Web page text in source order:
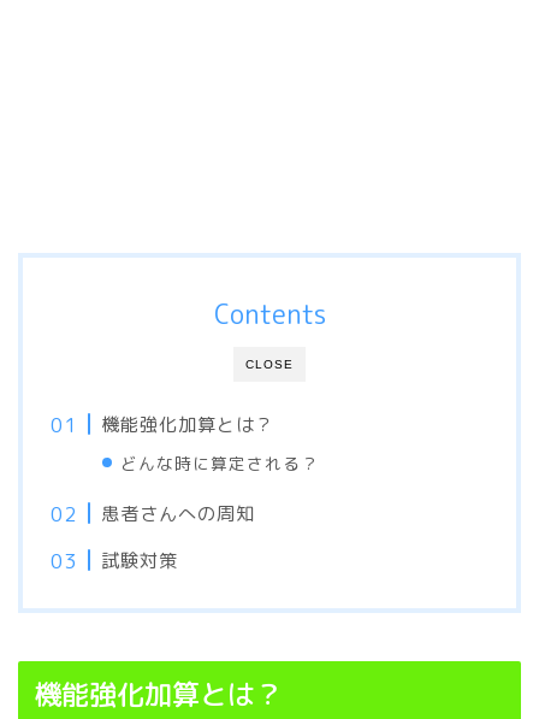
CLOSE
Contents
機能強化加算とは？
どんな時に算定される？
患者さんへの周知
試験対策
機能強化加算とは？